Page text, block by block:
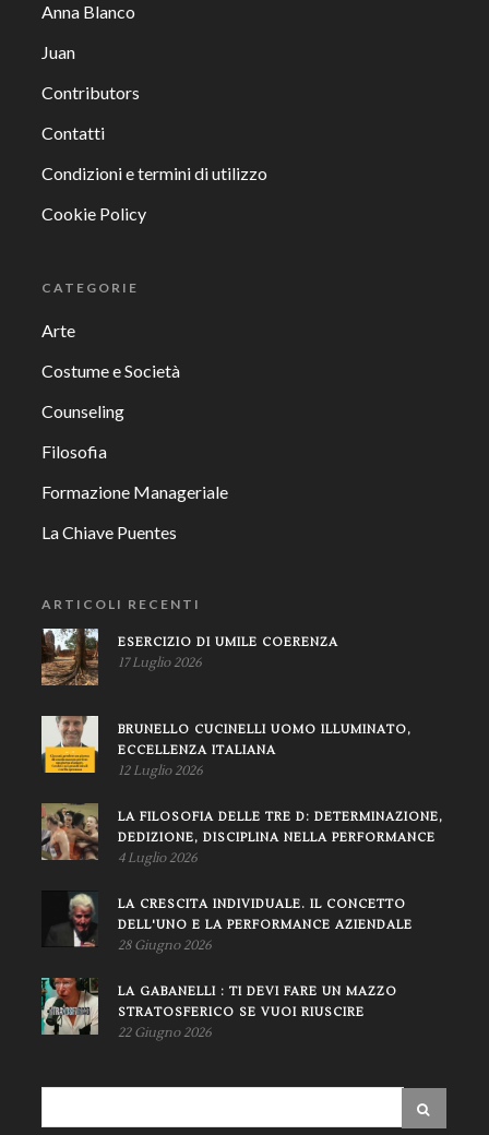
Anna Blanco
Juan
Contributors
Contatti
Condizioni e termini di utilizzo
Cookie Policy
CATEGORIE
Arte
Costume e Società
Counseling
Filosofia
Formazione Manageriale
La Chiave Puentes
ARTICOLI RECENTI
ESERCIZIO DI UMILE COERENZA
17 Luglio 2026
BRUNELLO CUCINELLI UOMO ILLUMINATO,
ECCELLENZA ITALIANA
12 Luglio 2026
LA FILOSOFIA DELLE TRE D: DETERMINAZIONE,
DEDIZIONE, DISCIPLINA NELLA PERFORMANCE
4 Luglio 2026
LA CRESCITA INDIVIDUALE. IL CONCETTO
DELL'UNO E LA PERFORMANCE AZIENDALE
28 Giugno 2026
LA GABANELLI : TI DEVI FARE UN MAZZO
STRATOSFERICO SE VUOI RIUSCIRE
22 Giugno 2026